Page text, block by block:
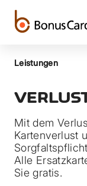
Leistungen
Mit dem
Kartenverlust
Alle
Sie gratis.